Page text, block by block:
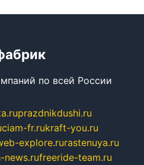
по всей России
prazdnikdushi.ru
ciam-fr.rukraft-you.ru
explore.rurastenuya.ru
news.rufreeride-team.ru